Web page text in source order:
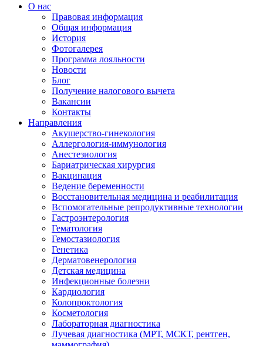
О нас
Правовая информация
Общая информация
История
Фотогалерея
Программа лояльности
Новости
Блог
Получение налогового вычета
Вакансии
Контакты
Направления
Акушерство-гинекология
Аллергология-иммунология
Анестезиология
Бариатрическая хирургия
Вакцинация
Ведение беременности
Восстановительная медицина и реабилитация
Вспомогательные репродуктивные технологии
Гастроэнтерология
Гематология
Гемостазиология
Генетика
Дерматовенерология
Детская медицина
Инфекционные болезни
Кардиология
Колопроктология
Косметология
Лабораторная диагностика
Лучевая диагностика (МРТ, МСКТ, рентген,